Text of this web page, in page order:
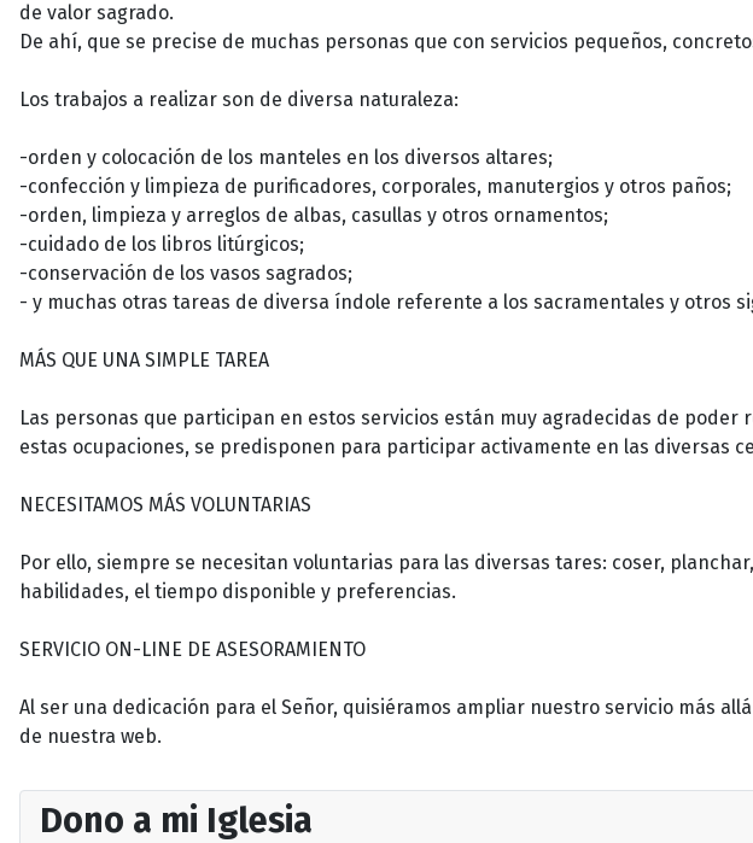
de valor sagrado.
De ahí, que se precise de muchas personas que con servicios pequeños,
Los trabajos a realizar son de diversa naturaleza:
-orden y colocación de los manteles en los diversos altares;
-confección y limpieza de purificadores, corporales, manutergios y otros paños;
-orden, limpieza y arreglos de albas, casullas y otros ornamentos;
-cuidado de los libros litúrgicos;
-conservación de los vasos sagrados;
- y muchas otras tareas de diversa índole referente a los sacramentales y otros
MÁS QUE UNA SIMPLE TAREA
Las personas que participan en estos servicios están muy agradecidas de
estas ocupaciones, se predisponen para participar activamente en las diversas
NECESITAMOS MÁS VOLUNTARIAS
Por ello, siempre se necesitan voluntarias para las diversas tares: coser,
habilidades, el tiempo disponible y preferencias.
SERVICIO ON-LINE DE ASESORAMIENTO
Al ser una dedicación para el Señor, quisiéramos ampliar nuestro servicio más
de nuestra web.
Dono a mi Iglesia